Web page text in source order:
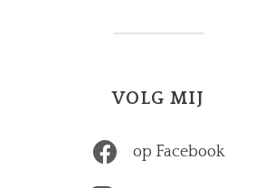
VOLG MIJ
op Facebook